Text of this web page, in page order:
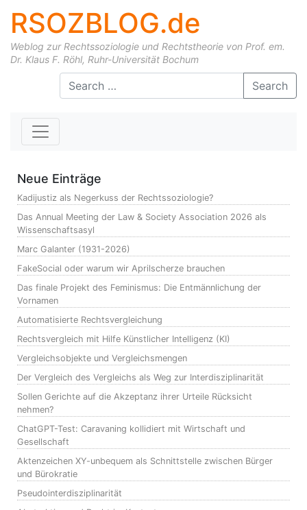
RSOZBLOG.de
Weblog zur Rechtssoziologie und Rechtstheorie von Prof. em.
Dr. Klaus F. Röhl, Ruhr-Universität Bochum
Skip to content Search
Neue Einträge
Kadijustiz als Negerkuss der Rechtssoziologie?
Das Annual Meeting der Law & Society Association 2026 als
Wissenschaftsasyl
Marc Galanter (1931-2026)
FakeSocial oder warum wir Aprilscherze brauchen
Das finale Projekt des Feminismus: Die Entmännlichung der
Vornamen
Automatisierte Rechtsvergleichung
Rechtsvergleich mit Hilfe Künstlicher Intelligenz (KI)
Vergleichsobjekte und Vergleichsmengen
Der Vergleich des Vergleichs als Weg zur Interdisziplinarität
Sollen Gerichte auf die Akzeptanz ihrer Urteile Rücksicht
nehmen?
ChatGPT-Test: Caravaning kollidiert mit Wirtschaft und
Gesellschaft
Aktenzeichen XY-unbequem als Schnittstelle zwischen Bürger
und Bürokratie
Pseudointerdisziplinarität